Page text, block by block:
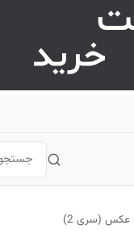
عکس (سری 2)